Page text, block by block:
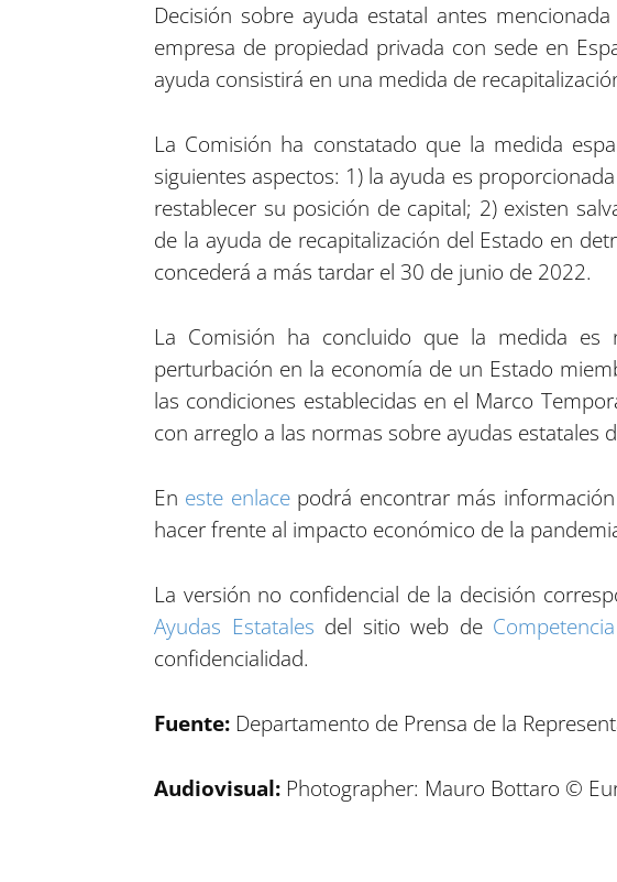
Decisión sobre ayuda estatal antes
empresa de propiedad privada con sede en
ayuda consistirá en una medida de
La Comisión ha constatado que la medida
siguientes aspectos: 1) la ayuda es
restablecer su posición de capital; 2) existen
de la ayuda de recapitalización del Estado en
concederá a más tardar el 30 de junio de 2022.
La Comisión ha concluido que la medida es
perturbación en la economía de un Estado
las condiciones establecidas en el Marco
con arreglo a las normas sobre ayudas estatales
En este enlacepodrá encontrar más
hacer frente al impacto económico de la
La versión no confidencial de la decisión
Ayudas Estatales del sitio web de Competencia
confidencialidad.
Fuente: Departamento de Prensa de la
Audiovisual: Photographer: Mauro Bottaro ©